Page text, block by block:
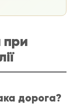
при
дорога?